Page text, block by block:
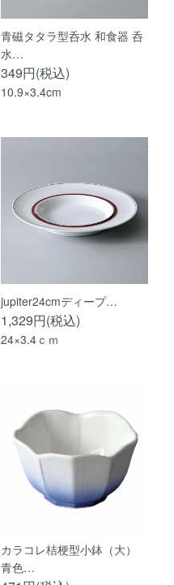
青磁タタラ型呑水 和食器 呑
水…
349円(税込)
10.9×3.4cm
jupiter24cmディープ…
1,329円(税込)
24×3.4ｃｍ
カラコレ桔梗型小鉢（大）
青色…